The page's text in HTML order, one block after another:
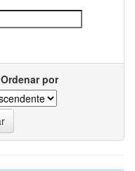
Ordenar por